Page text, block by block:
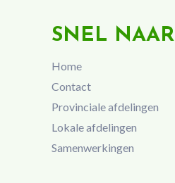
SNEL NAAR
Home
Contact
Provinciale afdelingen
Lokale afdelingen
Samenwerkingen